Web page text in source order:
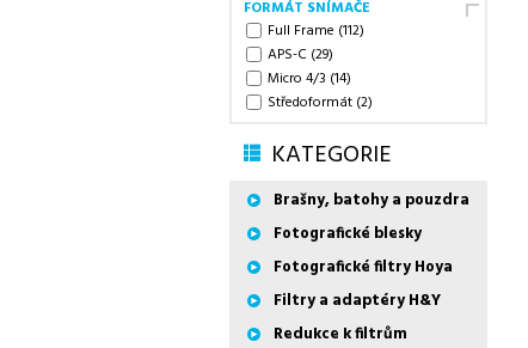
Sony FE(21)
Canon RF(18)
Nikon Z(23)
Fujifilm G (3)
FORMÁT SNÍMAČE
Full Frame (112)
APS-C (29)
Micro 4/3 (14)
Středoformát (2)
KATEGORIE
Brašny, batohy a pouzdra
Fotografické blesky
Fotografické filtry Hoya
Filtry a adaptéry H&Y
Redukce k filtrům